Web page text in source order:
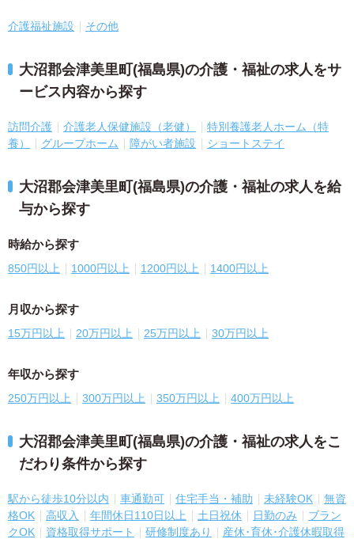
介護福祉施設 その他
大沼郡会津美里町(福島県)の介護・福祉の求人をサ
ービス内容から探す
訪問介護 介護老人保健施設（老健）
特別養護老人ホーム（特
養）
グループホーム 障がい者施設 ショートステイ
大沼郡会津美里町(福島県)の介護・福祉の求人を給
与から探す
時給から探す
850円以上 1000円以上 1200円以上 1400円以上
月収から探す
15万円以上 20万円以上 25万円以上 30万円以上
年収から探す
250万円以上 300万円以上 350万円以上 400万円以上
大沼郡会津美里町(福島県)の介護・福祉の求人をこ
だわり条件から探す
駅から徒歩10分以内 車通勤可 住宅手当・補助 未経験OK
無資
格OK
高収入 年間休日110日以上 土日祝休 日勤のみ
ブラン
クOK
資格取得サポート 研修制度あり
産休･育休･介護休暇取得